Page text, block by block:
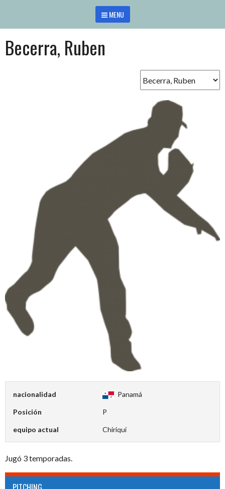
contenido
MENU
Becerra, Ruben
nacionalidad Panamá
Posición P
equipo actual Chiriquí
Jugó 3 temporadas.